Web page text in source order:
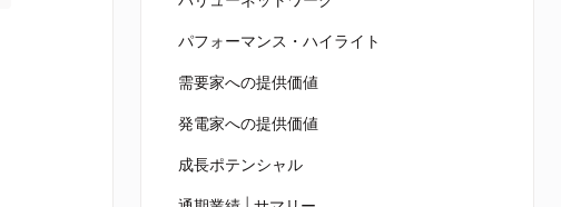
パフォーマンス・ハイライト
需要家への提供価値
発電家への提供価値
成長ポテンシャル